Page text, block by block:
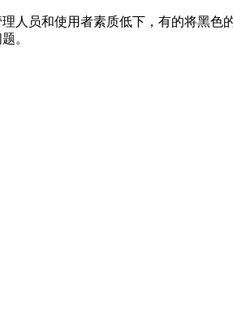
员和使用者素质低下，有的将黑色
。